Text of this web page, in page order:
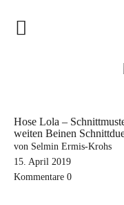
Hose Lola –
weiten Beinen
von Selmin Ermis-Krohs
15. April 2019
Kommentare 0